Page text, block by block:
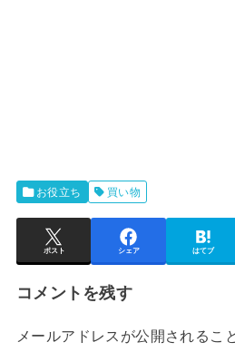
お役立ち 買い物
ポスト シェア はてブ
コメントを残す
メールアドレスが公開されるこ